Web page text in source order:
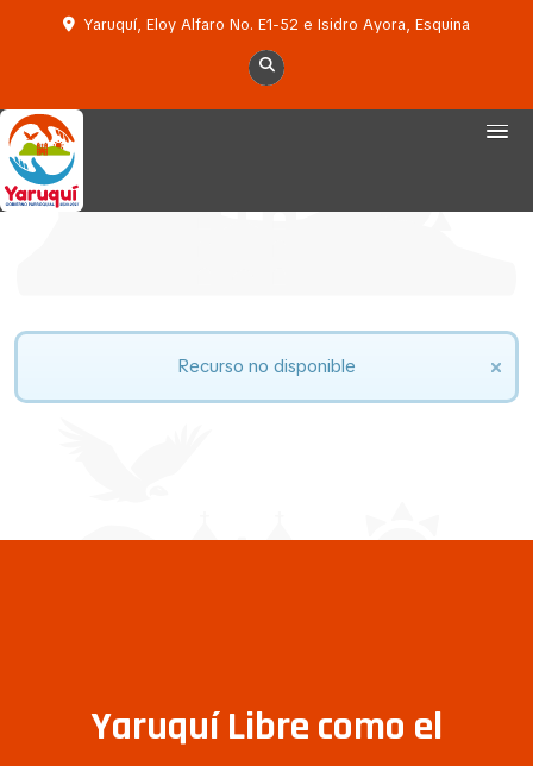
Yaruquí, Eloy Alfaro No. E1-52 e Isidro Ayora, Esquina
Recurso no disponible
Yaruquí Libre como el